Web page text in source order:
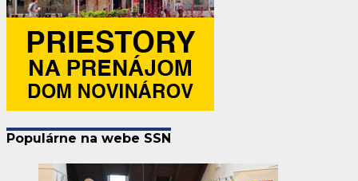
Populárne na webe SSN